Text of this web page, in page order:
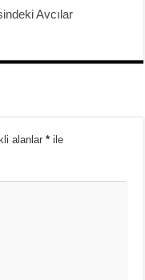
Avcılar
alanlar* ile